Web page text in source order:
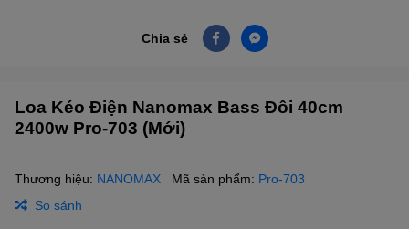
Chia sẻ
Loa Kéo Điện Nanomax Bass Đôi 40cm
2400w Pro-703 (Mới)
Thương hiệu: NANOMAX Mã sản phẩm: Pro-703
So sánh